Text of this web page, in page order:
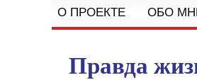
О ПРОЕКТЕ ОБО
Правда